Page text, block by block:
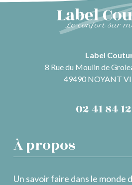
Label
8 Rue du Moulin de
49490 NOYANT
02 41 84
À propos
Un savoir faire dans le monde